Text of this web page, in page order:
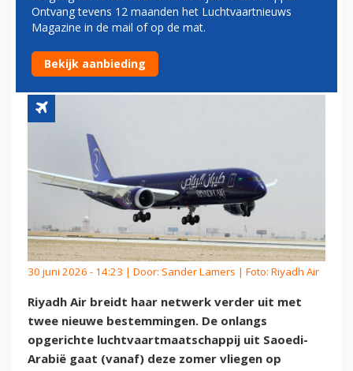
NIEUWKOMER RIYADH AIR
START DEZE ZOMER MET
VLUCHTEN NAAR MALAGA
30 juni 2026 - 14:23 | Door: Sander Lamers | Foto: Riyadh Air
Riyadh Air breidt haar netwerk verder uit met
twee nieuwe bestemmingen. De onlangs
opgerichte luchtvaartmaatschappij uit Saoedi-
Arabië gaat (vanaf) deze zomer vliegen op
Ontvang tevens 12 maanden het Luchtvaartnieuws
Magazine in de mail of op de mat.
Bekijk aanbieding